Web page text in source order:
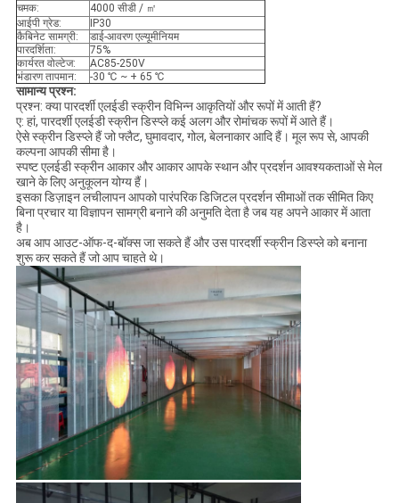
चमक:
4000 सीडी / ㎡
आईपी ​​ग्रेड:
IP30
कैबिनेट सामग्री:
डाई-आवरण एल्यूमीनियम
पारदर्शिता:
75%
कार्यरत वोल्टेज:
AC85-250V
भंडारण तापमान:
-30 ℃ ~ + 65 ℃
सामान्य प्रश्न:
प्रश्न: क्या पारदर्शी एलईडी स्क्रीन विभिन्न आकृतियों और रूपों में आती हैं?
ए: हां, पारदर्शी एलईडी स्क्रीन डिस्प्ले कई अलग और रोमांचक रूपों में आते हैं।
ऐसे स्क्रीन डिस्प्ले हैं जो फ्लैट, घुमावदार, गोल, बेलनाकार आदि हैं। मूल रूप से, आपकी
कल्पना आपकी सीमा है।
स्पष्ट एलईडी स्क्रीन आकार और आकार आपके स्थान और प्रदर्शन आवश्यकताओं से मेल
खाने के लिए अनुकूलन योग्य हैं।
इसका डिज़ाइन लचीलापन आपको पारंपरिक डिजिटल प्रदर्शन सीमाओं तक सीमित किए
बिना प्रचार या विज्ञापन सामग्री बनाने की अनुमति देता है जब यह अपने आकार में आता
है।
अब आप आउट-ऑफ-द-बॉक्स जा सकते हैं और उस पारदर्शी स्क्रीन डिस्प्ले को बनाना
शुरू कर सकते हैं जो आप चाहते थे।